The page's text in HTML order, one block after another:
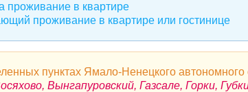
проживание в квартире
проживание в квартире или гостинице
пунктах Ямало-Ненецкого автономного
Вынгапуровский, Газсале, Горки,